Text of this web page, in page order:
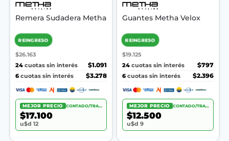
Remera Sudadera Metha
REINGRESO
$26.163
24 cuotas sin interés
$1.091
6 cuotas sin interés $3.278
MEJOR PRECIO CONTADO/TRANSF.
$17.100
u$d 12
Guantes Metha Velox
REINGRESO
$19.125
24 cuotas sin interés
$797
6 cuotas sin interés $2.396
MEJOR PRECIO CONTADO/TRANSF.
$12.500
u$d 9